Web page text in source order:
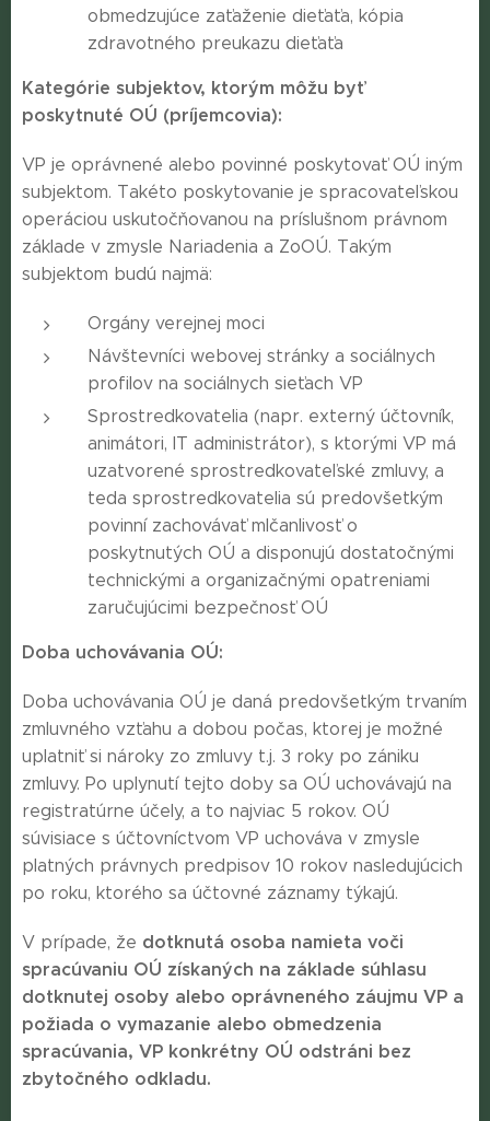
obmedzujúce zaťaženie dieťaťa, kópia
zdravotného preukazu dieťaťa
Kategórie subjektov, ktorým môžu byť
poskytnuté OÚ (príjemcovia):
VP je oprávnené alebo povinné poskytovať OÚ iným
subjektom. Takéto poskytovanie je spracovateľskou
operáciou uskutočňovanou na príslušnom právnom
základe v zmysle Nariadenia a ZoOÚ. Takým
subjektom budú najmä:
Orgány verejnej moci
Návštevníci webovej stránky a sociálnych
profilov na sociálnych sieťach VP
Sprostredkovatelia (napr. externý účtovník,
animátori, IT administrátor), s ktorými VP má
uzatvorené sprostredkovateľské zmluvy, a
teda sprostredkovatelia sú predovšetkým
povinní zachovávať mlčanlivosť o
poskytnutých OÚ a disponujú dostatočnými
technickými a organizačnými opatreniami
zaručujúcimi bezpečnosť OÚ
Doba uchovávania OÚ:
Doba uchovávania OÚ je daná predovšetkým trvaním
zmluvného vzťahu a dobou počas, ktorej je možné
uplatniť si nároky zo zmluvy t.j. 3 roky po zániku
zmluvy. Po uplynutí tejto doby sa OÚ uchovávajú na
registratúrne účely, a to najviac 5 rokov. OÚ
súvisiace s účtovníctvom VP uchováva v zmysle
platných právnych predpisov 10 rokov nasledujúcich
po roku, ktorého sa účtovné záznamy týkajú.
V prípade, že dotknutá osoba namieta voči
spracúvaniu OÚ získaných na základe súhlasu
dotknutej osoby alebo oprávneného záujmu VP a
požiada o vymazanie alebo obmedzenia
spracúvania, VP konkrétny OÚ odstráni bez
zbytočného odkladu.